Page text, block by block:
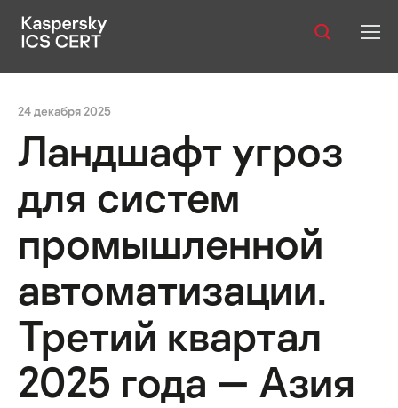
Услуги
Уязвимости
Статистика
Русский
24 декабря 2025
Ландшафт угроз
для систем
промышленной
автоматизации.
Третий квартал
2025 года — Азия